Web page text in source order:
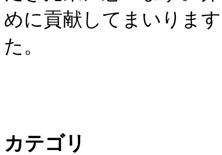
めに貢献してまいりま
た。
カテゴリ